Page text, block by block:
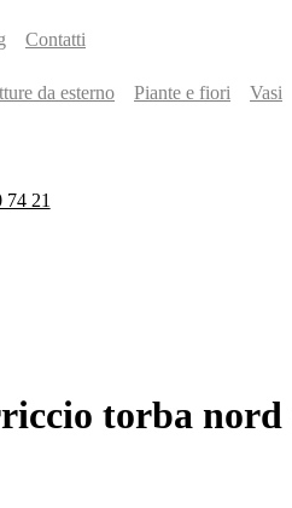
Contatti
da esterno Piante e fiori Vasi
74 21
torba nord